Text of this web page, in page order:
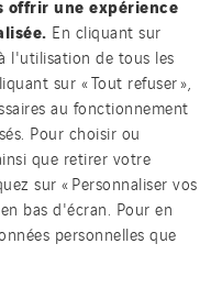
conforme
offrir une expérience
En cliquant sur
l'utilisation de tous les
sur « Tout refuser »,
au fonctionnement
Pour choisir ou
que retirer votre
sur « Personnaliser vos
bas d'écran. Pour en
personnelles que